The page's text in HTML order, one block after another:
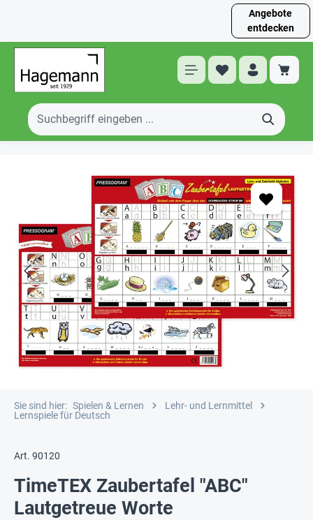
Angebote
entdecken
Sie sind hier: Spielen & Lernen
Lehr- und Lernmittel
Lernspiele für Deutsch
Art. 90120
TimeTEX Zaubertafel "ABC"
Lautgetreue Worte